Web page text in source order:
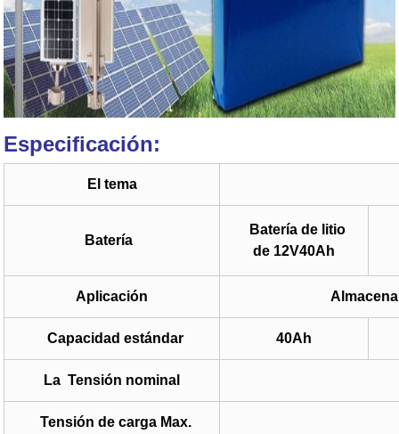
Especificación:
El tema
Batería
Batería de litio
de 12V40Ah
Aplicación
Capacidad estándar 40Ah
La Tensión nominal
Tensión de carga Max.